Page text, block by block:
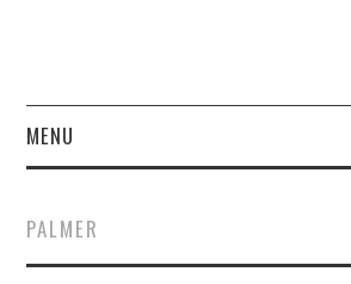
MENU
FINANCE
PALMER